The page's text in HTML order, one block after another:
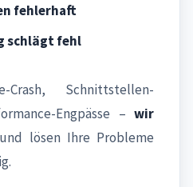
fehlerhaft
schlägt fehl
Schnittstellen-
Engpässe – wir
und lösen Ihre Probleme